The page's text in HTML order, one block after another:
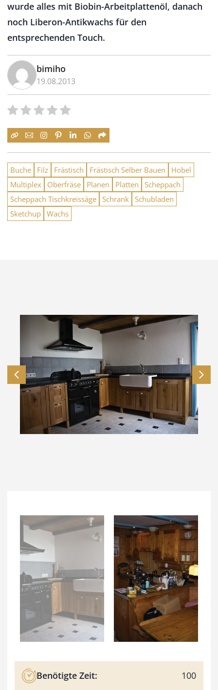
wurde alles mit Biobin-Arbeitplattenöl, danach
noch Liberon-Antikwachs für den
entsprechenden Touch.
bimiho
19.08.2013
Buche Filz Frästisch Frästisch Selber Bauen
Hobel
Multiplex
Oberfräse Planen Platten
Scheppach
Scheppach Tischkreissäge Schrank Schubladen
Sketchup Wachs
Benötigte Zeit: 100